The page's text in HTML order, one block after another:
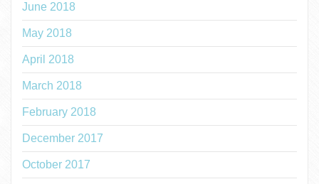
June 2018
May 2018
April 2018
March 2018
February 2018
December 2017
October 2017